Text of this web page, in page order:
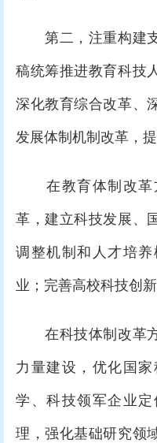
第二，注重构建支
稿统筹推进教育科技
深化教育综合改革、
发展体制机制改革，
在教育体制改革
革，建立科技发展、
调整机制和人才培
业；完善高校科技创
在科技体制改革方
力量建设，优化国
学、科技领军企业
理，强化基础研究领